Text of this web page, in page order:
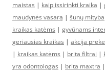
maistas | kaip issirinkti kraika |
maudynės vasarą | šunų mityba
kraikas katėms | gyvūnams
geriausias kraikas | akcija
| kraikas katėms | brita filtrai |
yra odontologas | brita maxtra |